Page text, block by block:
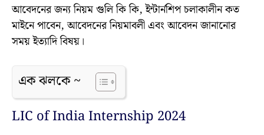
আবেদনের জন্য নিয়ম গুলি কি কি, ইন্টার্নশিপ চলাকালীন কত
মাইনে পাবেন, আবেদনের নিয়মাবলী এবং আবেদন জানানোর
সময় ইত্যাদি বিষয়।
এক ঝলকে ~
LIC of India Internship 2024